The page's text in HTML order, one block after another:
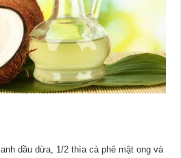
dầu dừa, 1/2 thìa cà phê mật ong và